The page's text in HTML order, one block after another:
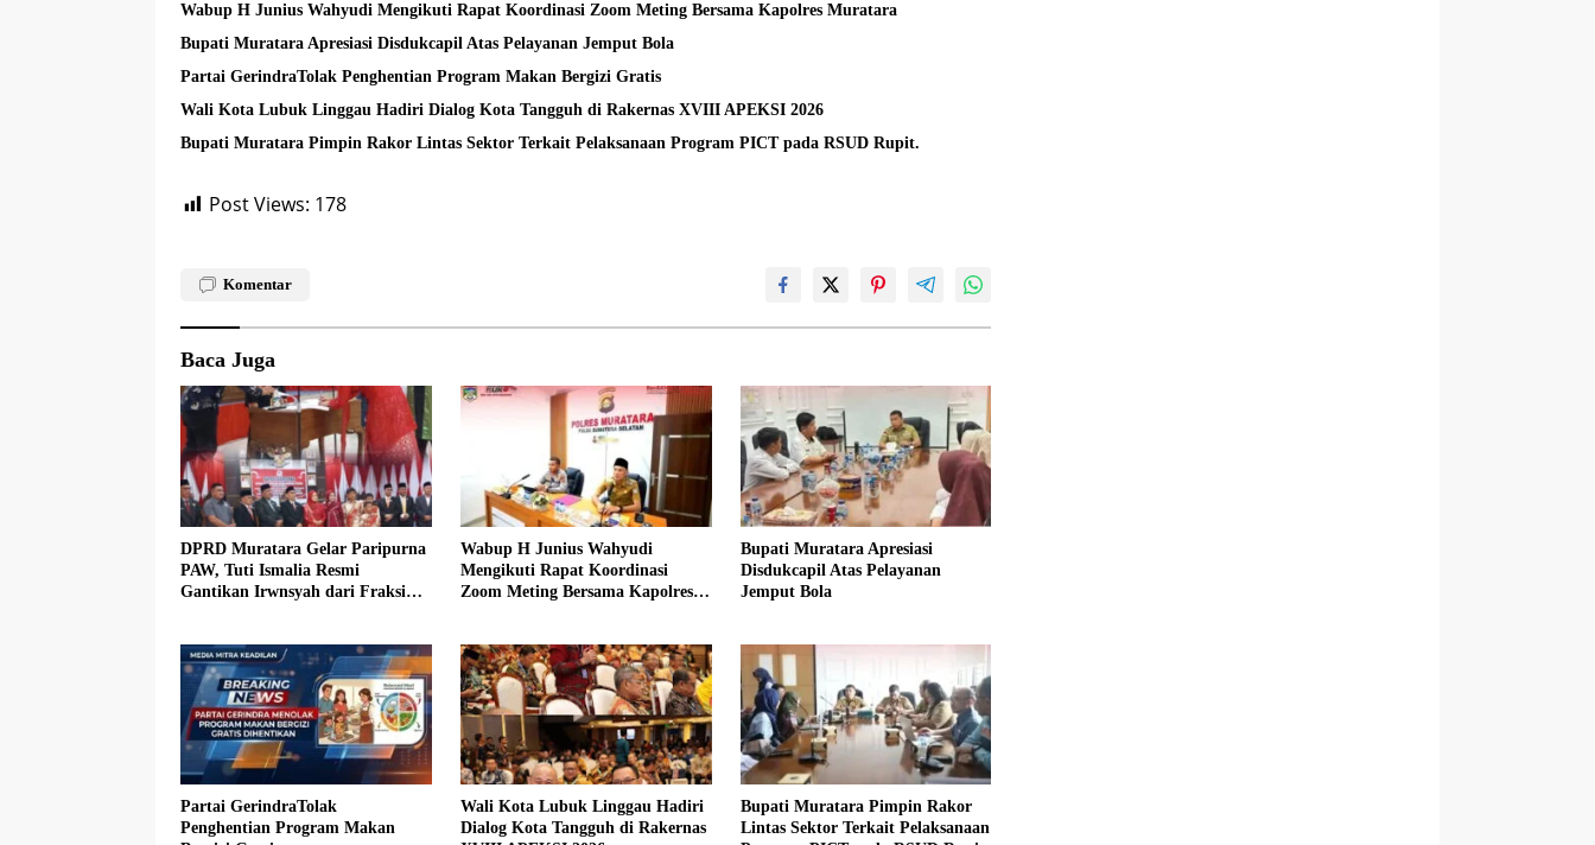
Wabup H Junius Wahyudi Mengikuti Rapat Koordinasi Zoom Meting Bersama Kapolres Muratara
Bupati Muratara Apresiasi Disdukcapil Atas Pelayanan Jemput Bola
Partai GerindraTolak Penghentian Program Makan Bergizi Gratis
Wali Kota Lubuk Linggau Hadiri Dialog Kota Tangguh di Rakernas XVIII APEKSI 2026
Bupati Muratara Pimpin Rakor Lintas Sektor Terkait Pelaksanaan Program PICT pada RSUD Rupit.
Post Views: 178
Komentar
Baca Juga
DPRD Muratara Gelar Paripurna
PAW, Tuti Ismalia Resmi
Gantikan Irwnsyah dari Fraksi
Wabup H Junius Wahyudi
Mengikuti Rapat Koordinasi
Zoom Meting Bersama Kapolres
Bupati Muratara Apresiasi
Disdukcapil Atas Pelayanan
Jemput Bola
Partai GerindraTolak
Penghentian Program Makan
Wali Kota Lubuk Linggau Hadiri
Dialog Kota Tangguh di Rakernas
Bupati Muratara Pimpin Rakor
Lintas Sektor Terkait Pelaksanaan